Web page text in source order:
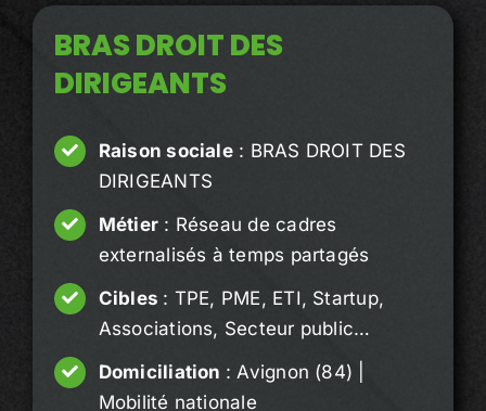
BRAS DROIT DES
DIRIGEANTS
Raison sociale: BRAS DROIT DES
DIRIGEANTS
Métier : Réseau de cadres
externalisés à temps partagés
Cibles : TPE, PME, ETI, Startup,
Associations, Secteur public…
Domiciliation : Avignon (84) |
Mobilité nationale